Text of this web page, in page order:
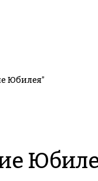
Юбилея”